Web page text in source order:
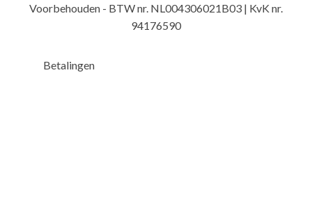
Voorbehouden - BTW nr. NL004306021B03 | KvK nr.
94176590
Betalingen